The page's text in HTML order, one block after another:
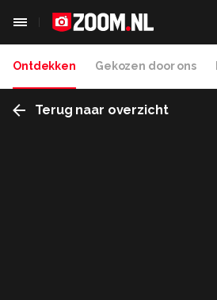
Ontdekken Gekozen door ons
Terug naar overzicht